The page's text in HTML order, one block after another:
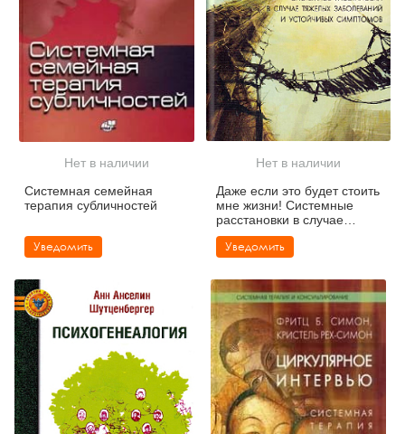
Нет в наличии
Системная семейная
терапия субличностей
Уведомить
Нет в наличии
Даже если это будет стоить
мне жизни! Системные
расстановки в случае
тяжелых заболеваний и
устойчивых симптомов.
Уведомить